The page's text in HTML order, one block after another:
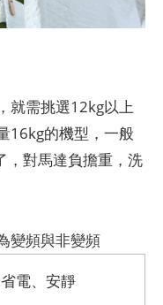
就需挑選12kg以上
16kg的機型，一般
，對馬達負擔重，洗
變頻與非變頻
電、安靜